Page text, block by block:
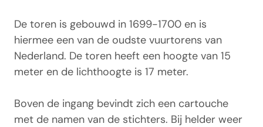
De toren is gebouwd in 1699-1700 en is
hiermee een van de oudste vuurtorens van
Nederland. De toren heeft een hoogte van 15
meter en de lichthoogte is 17 meter.
Boven de ingang bevindt zich een cartouche
met de namen van de stichters. Bij helder weer